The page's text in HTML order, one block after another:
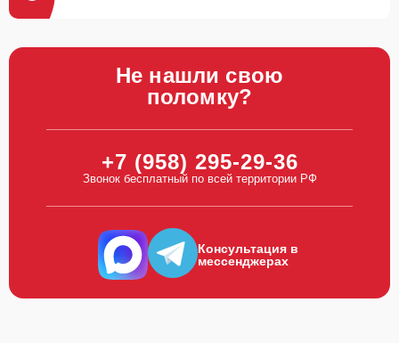
Не нашли свою
поломку?
+7 (958) 295-29-36
Звонок бесплатный по всей территории РФ
Консультация в
мессенджерах